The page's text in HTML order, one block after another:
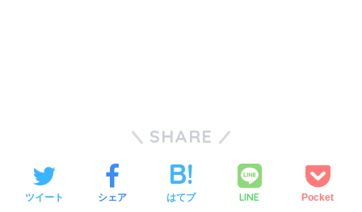
SHARE
ツイート シェア はてブ LINE Pocket